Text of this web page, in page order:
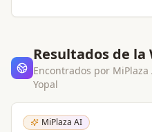
Resultados de la
Encontrados por MiPlaza
Yopal
MiPlaza AI